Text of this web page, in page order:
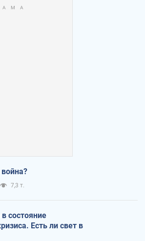
7,3 т.
состояние
Есть ли свет в